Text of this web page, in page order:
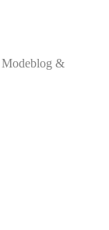
Modeblog &